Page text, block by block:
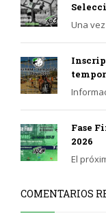
Una
Fase
2026
El
COMENTARIOS